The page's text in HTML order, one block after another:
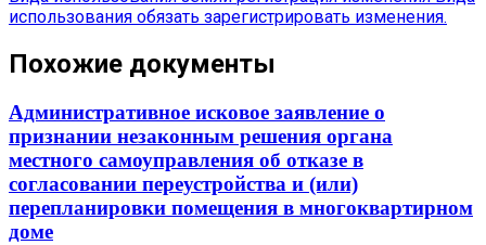
использования обязать зарегистрировать изменения.
Похожие документы
Административное исковое заявление о
признании незаконным решения органа
местного самоуправления об отказе в
согласовании переустройства и (или)
перепланировки помещения в многоквартирном
доме